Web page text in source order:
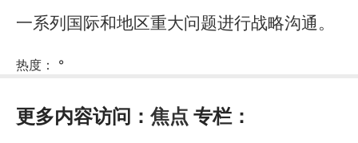
一系列国际和地区重大问题进行战略沟通。
热度： °
更多内容访问： 焦点 专栏：